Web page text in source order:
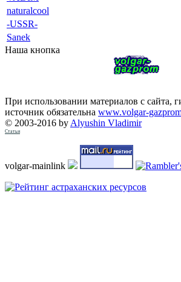
naturalcool
-USSR-
Sanek
Наша кнопка
При использовании материалов с сайта,
источник обязательна www.volgar-
© 2003-2016 by Alyushin Vladimir
Статьи
volgar-mainlink